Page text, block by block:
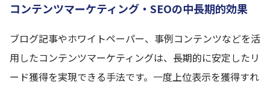
コンテンツマーケティング・SEOの中長期的効果
ブログ記事やホワイトペーパー、事例コンテンツなどを活
用したコンテンツマーケティングは、長期的に安定したリ
ード獲得を実現できる手法です。一度上位表示を獲得すれ